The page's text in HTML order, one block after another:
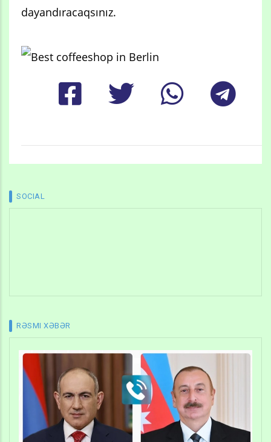
dayandıracaqsınız.
SOCIAL
RƏSMI XƏBƏR